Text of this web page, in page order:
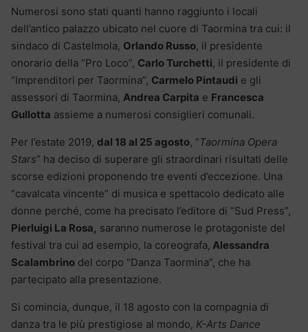
Numerosi sono stati quanti hanno raggiunto i locali
dell’antico palazzo ubicato nel cuore di Taormina tra cui: il
sindaco di Castelmola, Orlando Russo, il presidente
onorario della “Pro Loco”, Carlo Turchetti, il presidente di
“Imprenditori per Taormina”, Carmelo Pintaudi e gli
assessori di Taormina, Andrea Carpita e Francesca
Gullotta assieme a numerosi consiglieri comunali.
Per l’estate 2019, dal 18 al 25 agosto, “Taormina Opera
Stars” ha deciso di superare gli straordinari risultati delle
scorse edizioni proponendo tre eventi d’eccezione. Una
“cavalcata vincente” di musica e spettacolo dedicato alle
donne perché, come ha precisato l’editore di “Sud Press”,
Pierluigi La Rosa, saranno numerose le protagoniste del
festival tra cui ad esempio, la coreografa, Alessandra
Scalambrino del corpo “Danza Taormina”, che ha
partecipato alla presentazione.
Si comincia, dunque, il 18 agosto con la compagnia di
danza tra le più prestigiose al mondo, K-Arts Dance